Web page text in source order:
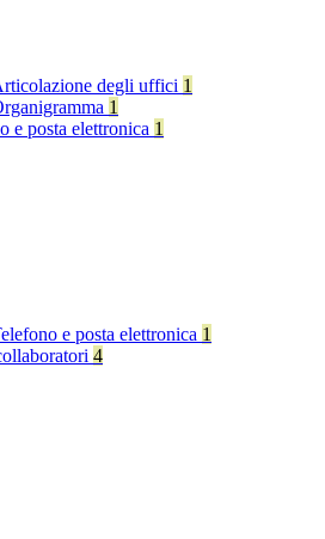
degli uffici 1
1
e posta elettronica 1
e posta elettronica 1
4